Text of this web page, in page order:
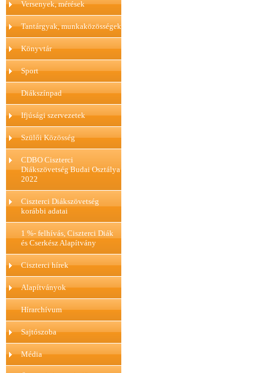
Versenyek, mérések
Tantárgyak, munkaközösségek
Könyvtár
Sport
Diákszínpad
Ifjúsági szervezetek
Szülői Közösség
CDBO Ciszterci
Diákszövetség Budai Osztálya
2022
Ciszterci Diákszövetség
korábbi adatai
1 %- felhívás, Ciszterci Diák
és Cserkész Alapítvány
Ciszterci hírek
Alapítványok
Hírarchívum
Sajtószoba
Média